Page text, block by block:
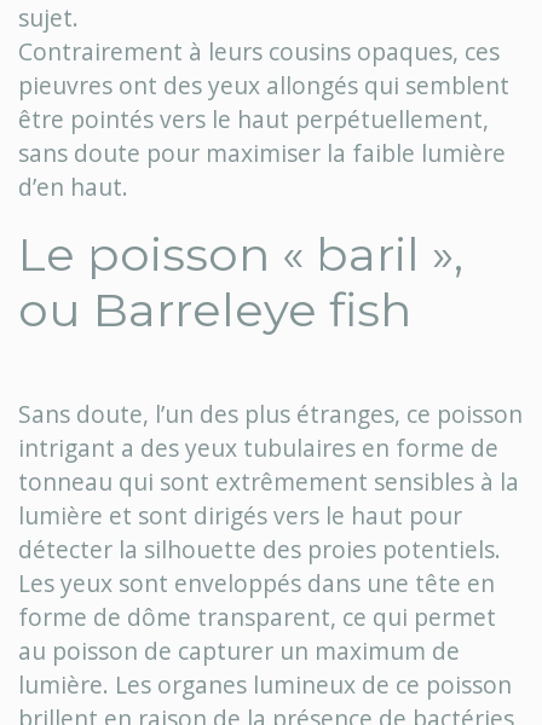
sujet.
Contrairement à leurs cousins ​​opaques, ces
pieuvres ont des yeux allongés qui semblent
être pointés vers le haut perpétuellement,
sans doute pour maximiser la faible lumière
d’en haut.
Le poisson « baril »,
ou Barreleye fish
Sans doute, l’un des plus étranges, ce poisson
intrigant a des yeux tubulaires en forme de
tonneau qui sont extrêmement sensibles à la
lumière et sont dirigés vers le haut pour
détecter la silhouette des proies potentiels.
Les yeux sont enveloppés dans une tête en
forme de dôme transparent, ce qui permet
au poisson de capturer un maximum de
lumière. Les organes lumineux de ce poisson
brillent en raison de la présence de bactéries